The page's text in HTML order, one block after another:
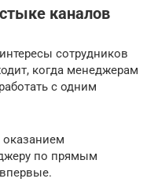
каналов
сотрудников
когда менеджерам
с одним
оказанием
по прямым